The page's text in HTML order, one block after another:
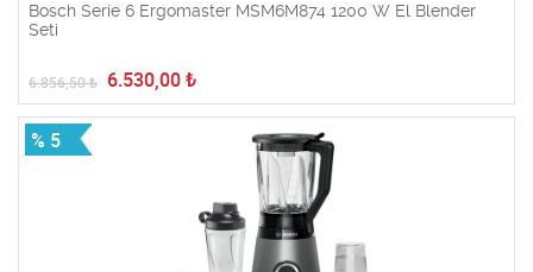
Bosch Serie 6 Ergomaster MSM6M874 1200 W El Blender
Seti
6.856,50₺ 6.530,00 ₺
% 5